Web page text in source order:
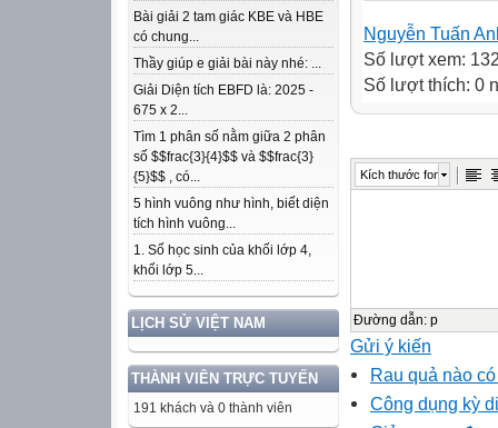
Bài giải 2 tam giác KBE và HBE
có chung...
Thầy giúp e giải bài này nhé: ...
Giải Diện tích EBFD là: 2025 -
675 x 2...
Tìm 1 phân số nằm giữa 2 phân
số $$frac{3}{4}$$ và $$frac{3}
{5}$$ , có...
5 hình vuông như hình, biết diện
tích hình vuông...
1. Số học sinh của khối lớp 4,
khối lớp 5...
LỊCH SỬ VIỆT NAM
THÀNH VIÊN TRỰC TUYẾN
191 khách và 0 thành viên
Nguyễn Tuấn
Số lượt xem:
Số lượt thích: 0
Kích thước font
Đường dẫn: p
Gửi ý kiến
Rau quả nào
Công dụng kỳ